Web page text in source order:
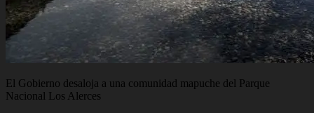
El Gobierno desaloja a una comunidad mapuche del Parque
Nacional Los Alerces